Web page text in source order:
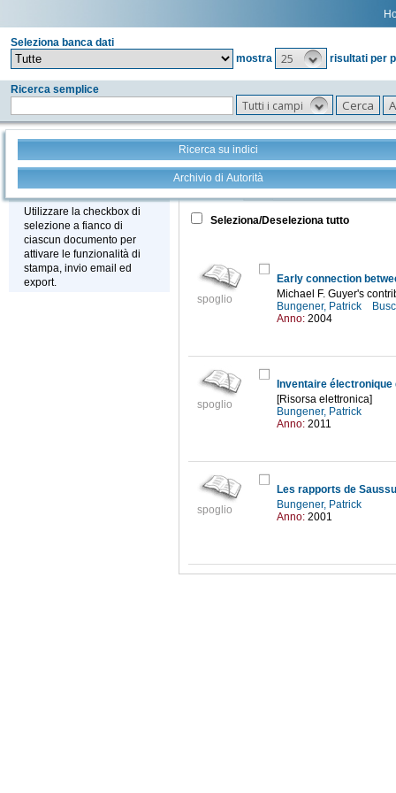
Seleziona banca dati
mostra
25 risultati per
Ricerca semplice
Tutti i campi
Ricerca su indici
Archivio di Autorità
Stampa - Email - Export
Utilizzare la checkbox di
selezione a fianco di
ciascun documento per
attivare le funzionalità di
stampa, invio email ed
export.
Tutto +
Seleziona/Deseleziona tutto
spoglio
Early connection
Michael F. Guyer's
Bungener, Patrick
Anno: 2004
spoglio
[Risorsa elettronica]
Bungener, Patrick
Anno: 2011
spoglio
Les rapports de
Bungener, Patrick
Anno: 2001